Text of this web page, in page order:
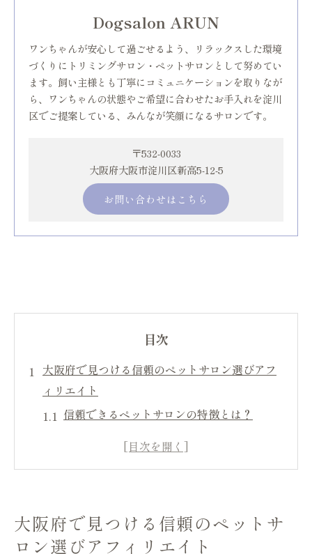
Dogsalon ARUN
ワンちゃんが安心して過ごせるよう、リラックスした環境
づくりにトリミングサロン・ペットサロンとして努めてい
ます。飼い主様とも丁寧にコミュニケーションを取りなが
ら、ワンちゃんの状態やご希望に合わせたお手入れを淀川
区でご提案している、みんなが笑顔になるサロンです。
〒532-0033
大阪府大阪市淀川区新高5-12-5
お問い合わせはこちら
目次
大阪府で見つける信頼のペットサロン選びアフ
ィリエイト
信頼できるペットサロンの特徴とは？
アフィリエイトを活用したサロン選びのス
大阪府内での人気ペットサロンの探し方
アフィリエイトパートナーの選定基準
大阪府で見つける信頼のペットサ
ロン選びアフィリエイト